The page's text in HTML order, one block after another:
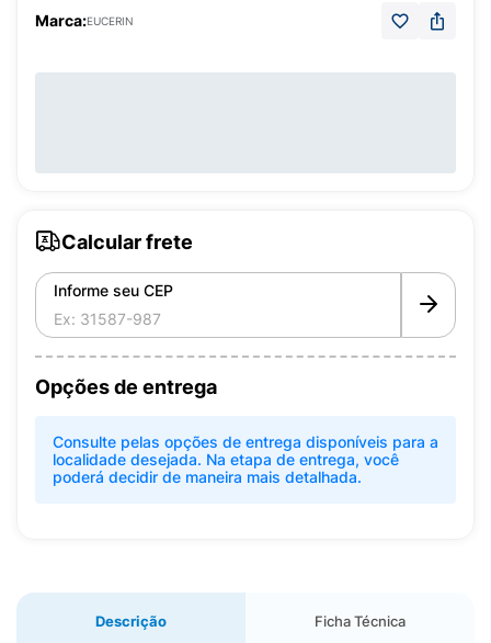
Marca:EUCERIN
Calcular frete
Informe seu CEP
Opções de entrega
Consulte pelas opções de entrega disponíveis para a
localidade desejada. Na etapa de entrega, você
poderá decidir de maneira mais detalhada.
Descrição Ficha Técnica